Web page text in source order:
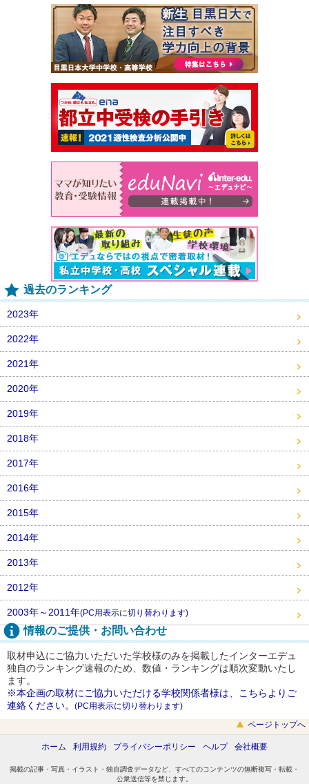
過去のランキング
2023年
2022年
2021年
2020年
2019年
2018年
2017年
2016年
2015年
2014年
2013年
2012年
2003年～2011年(PC用表示に切り替わります)
情報のご提供・お問い合わせ
取材申込にご協力いただいた学校様のみを掲載したインターエデュ
独自のランキング速報のため、数値・ランキングは順次変動いたし
ます。
※本企画の取材にご協力いただける学校関係者様は、こちらよりご
連絡ください。 (PC用表示に切り替わります)
ページトップへ
ホーム 利用規約 プライバシーポリシー ヘルプ 会社概要
掲載の記事・写真・イラスト・独自調査データなど、すべてのコンテンツの無断複写・転載・
公衆送信等を禁じます。